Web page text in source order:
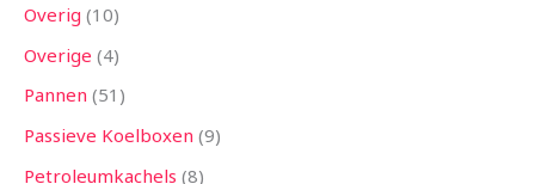
Overig 10
Overige 4
Pannen 51
Passieve Koelboxen 9
Petroleumkachels 8